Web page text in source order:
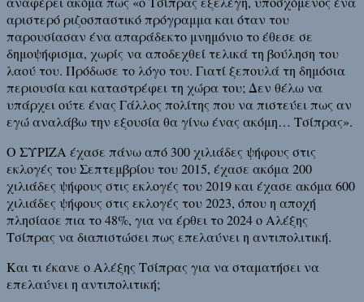
αριστερό ριζοσπαστικό πρόγραμμα και όταν του
παρουσίασαν ένα απαράδεκτο μνημόνιο το έθεσε σε
δημοψήφισμα, χωρίς να αποδεχθεί τελικά τη βούληση του
λαού του. Πρόδωσε το λόγο του. Γιατί ξεπουλά τη δημόσια
περιουσία και καταστρέφει τη χώρα του; Δεν θέλω να
υπάρχει ούτε ένας Γάλλος πολίτης που να πιστεύει πως αν
εγώ αναλάβω την εξουσία θα γίνω ένας ακόμη… Τσίπρας».
Ο ΣΥΡΙΖΑ έχασε πάνω από 300 χιλιάδες ψήφους στις
εκλογές του Σεπτεμβρίου του 2015, έχασε ακόμα 200
χιλιάδες ψήφους στις εκλογές του 2019 και έχασε ακόμα 600
χιλιάδες ψήφους στις εκλογές του 2023, όπου η αποχή
πλησίασε πια το 48%, για να έρθει το 2024 ο Αλέξης
Τσίπρας να διαπιστώσει πως επελαύνει η αντιπολιτική.
Και τι έκανε ο Αλέξης Τσίπρας για να σταματήσει να
επελαύνει η αντιπολιτική;